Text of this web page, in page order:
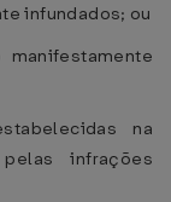
infundados; ou
na
infrações